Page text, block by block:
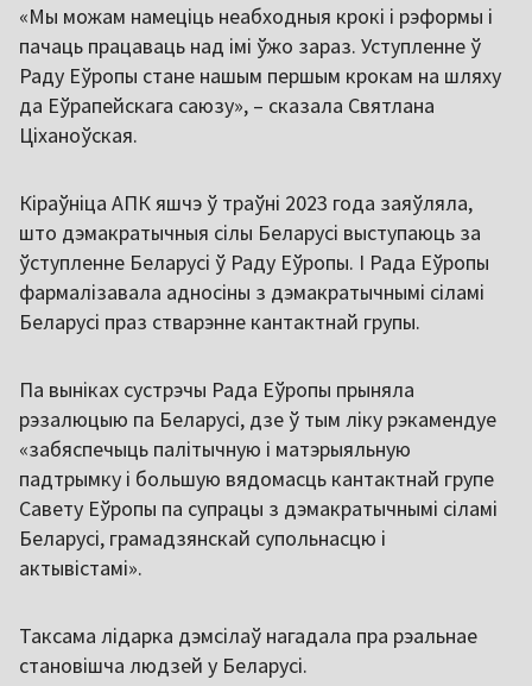
«Мы можам намеціць неабходныя крокі і рэформы і
пачаць працаваць над імі ўжо зараз. Уступленне ў
Раду Еўропы стане нашым першым крокам на шляху
да Еўрапейскага саюзу», – сказала Святлана
Ціханоўская.
Кіраўніца АПК яшчэ ў траўні 2023 года заяўляла,
што дэмакратычныя сілы Беларусі выступаюць за
ўступленне Беларусі ў Раду Еўропы. І Рада Еўропы
фармалізавала адносіны з дэмакратычнымі сіламі
Беларусі праз стварэнне кантактнай групы.
Па выніках сустрэчы Рада Еўропы прыняла
рэзалюцыю па Беларусі, дзе ў тым ліку рэкамендуе
«забяспечыць палітычную і матэрыяльную
падтрымку і большую вядомасць кантактнай групе
Савету Еўропы па супрацы з дэмакратычнымі сіламі
Беларусі, грамадзянскай супольнасцю і
актывістамі».
Таксама лідарка дэмсілаў нагадала пра рэальнае
становішча людзей у Беларусі.